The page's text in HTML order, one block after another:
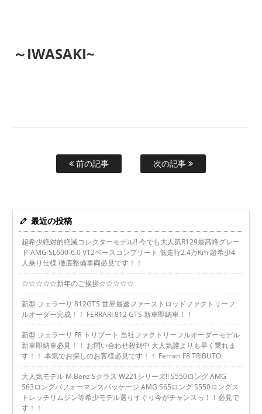
～IWASAKI~
前の記事 次の記事
最近の投稿
超希少絶対的絶滅コレクターモデル!! 今でも大人気R129最高峰グレー
ド AMG SL600-6.0 V12ベースコンプリート 低走行2.4万Km 超希少4
人乗り仕様 徹底整備車両必見です！！
☆☆☆☆☆新年のご挨拶☆☆☆☆☆
新型 フェラーリ 812GTS 世界最速ファーストロッドファクトリーフ
ルオーダー完成！！ FERRARI 812 GTS 新車即納車！！
新型 フェラーリ F8 トリブート 当社ファクトリーフルオーダーモデル
新車即納車必見！！ お問い合わせ殺到中 大人気誰よりも早く乗れま
す！！ 本気でお探しのお客様必見です！！ Ferrari F8 TRIBUTO
大人気モデル M.Benz Sクラス W221シリーズ!! S550ロング AMG
S63ロングパフォーマンスパッケージ AMG S65ロング S550ロングス
トレッチリムジン等希少モデル選りすぐり今がチャンスっ！！必見で
す！！